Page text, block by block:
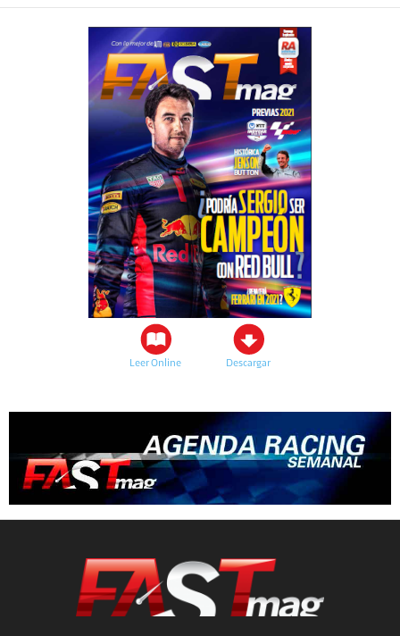
Leer Online Descargar